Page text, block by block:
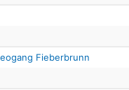
Fieberbrunn